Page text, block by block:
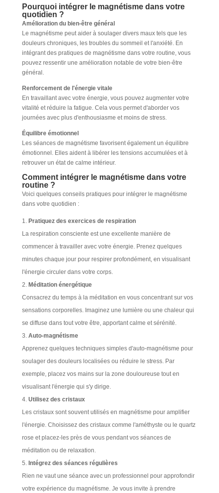
Pourquoi intégrer le magnétisme dans votre
quotidien ?
Amélioration du bien-être général
Le magnétisme peut aider à soulager divers maux tels que les
douleurs chroniques, les troubles du sommeil et l'anxiété. En
intégrant des pratiques de magnétisme dans votre routine, vous
pouvez ressentir une amélioration notable de votre bien-être
général.
Renforcement de l'énergie vitale
En travaillant avec votre énergie, vous pouvez augmenter votre
vitalité et réduire la fatigue. Cela vous permet d'aborder vos
journées avec plus d'enthousiasme et moins de stress.
Équilibre émotionnel
Les séances de magnétisme favorisent également un équilibre
émotionnel. Elles aident à libérer les tensions accumulées et à
retrouver un état de calme intérieur.
Comment intégrer le magnétisme dans votre
routine ?
Voici quelques conseils pratiques pour intégrer le magnétisme
dans votre quotidien :
Pratiquez des exercices de respiration
La respiration consciente est une excellente manière de
commencer à travailler avec votre énergie. Prenez quelques
minutes chaque jour pour respirer profondément, en visualisant
l'énergie circuler dans votre corps.
Méditation énergétique
Consacrez du temps à la méditation en vous concentrant sur vos
sensations corporelles. Imaginez une lumière ou une chaleur qui
se diffuse dans tout votre être, apportant calme et sérénité.
Auto-magnétisme
Apprenez quelques techniques simples d'auto-magnétisme pour
soulager des douleurs localisées ou réduire le stress. Par
exemple, placez vos mains sur la zone douloureuse tout en
visualisant l'énergie qui s'y dirige.
Utilisez des cristaux
Les cristaux sont souvent utilisés en magnétisme pour amplifier
l'énergie. Choisissez des cristaux comme l'améthyste ou le quartz
rose et placez-les près de vous pendant vos séances de
méditation ou de relaxation.
Intégrez des séances régulières
Rien ne vaut une séance avec un professionnel pour approfondir
votre expérience du magnétisme. Je vous invite à prendre